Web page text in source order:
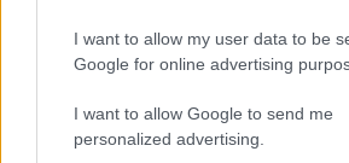
I want to allow my user data to be
Google for online advertising
I want to allow Google to send me
personalized advertising.
Tavaly év elején jött ki a
bíró Psychedelic Source kiadó
legkülönlegesebb kiadványa, a
pszichedelikus folklemeze. Most
a hol megnyugtatóan, hol